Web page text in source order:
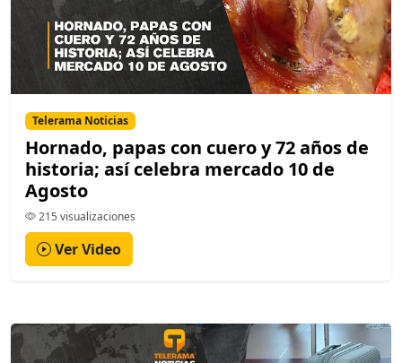
Telerama Noticias
Hornado, papas con cuero y 72 años de
historia; así celebra mercado 10 de
Agosto
215 visualizaciones
Ver Video